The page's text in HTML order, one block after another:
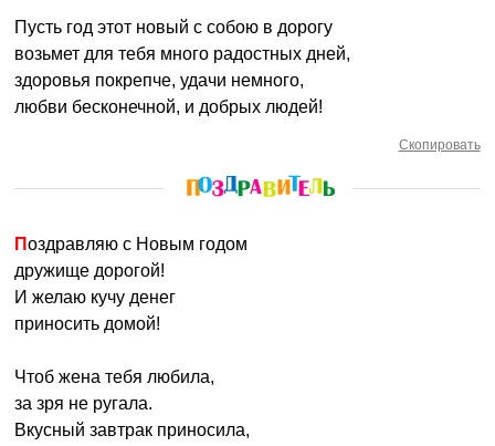
Пусть год этот новый с собою в дорогу
возьмет для тебя много радостных дней,
здоровья покрепче, удачи немного,
любви бесконечной, и добрых людей!
Скопировать
Поздравляю с Новым годом
дружище дорогой!
И желаю кучу денег
приносить домой!
Чтоб жена тебя любила,
за зря не ругала.
Вкусный завтрак приносила,